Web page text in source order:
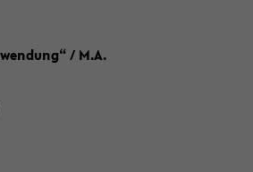
/ M.A.